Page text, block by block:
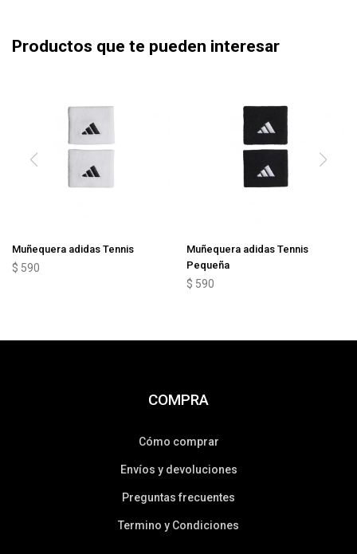
Productos que te pueden interesar
Muñequera adidas Tennis
$ 590
Muñequera adidas Tennis
Pequeña
$ 590
COMPRA
Cómo comprar
Envíos y devoluciones
Preguntas frecuentes
Termino y Condiciones